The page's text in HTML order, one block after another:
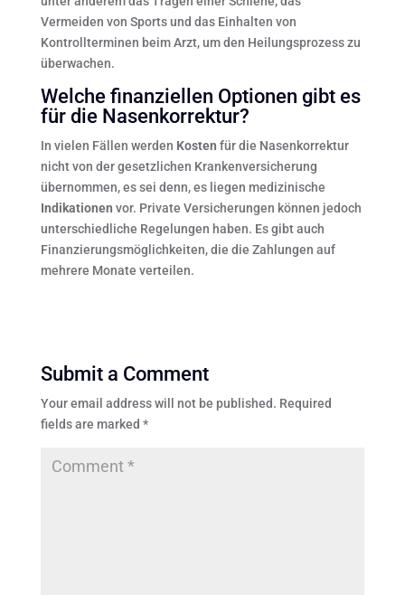
Vermeiden von Sports und das Einhalten von
Kontrollterminen beim Arzt, um den Heilungsprozess zu
überwachen.
Welche finanziellen Optionen gibt es
für die Nasenkorrektur?
In vielen Fällen werden Kosten für die Nasenkorrektur
nicht von der gesetzlichen Krankenversicherung
übernommen, es sei denn, es liegen medizinische
Indikationen vor. Private Versicherungen können jedoch
unterschiedliche Regelungen haben. Es gibt auch
Finanzierungsmöglichkeiten, die die Zahlungen auf
mehrere Monate verteilen.
Submit a Comment
Your email address will not be published. Required
fields are marked *